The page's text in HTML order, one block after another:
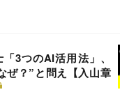
3つのAI活用法」、
ぜ？”と問え【入山章